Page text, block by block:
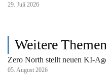
29. Juli 2026
Weitere Themen
Zero North stellt neuen KI-
05. August 2026